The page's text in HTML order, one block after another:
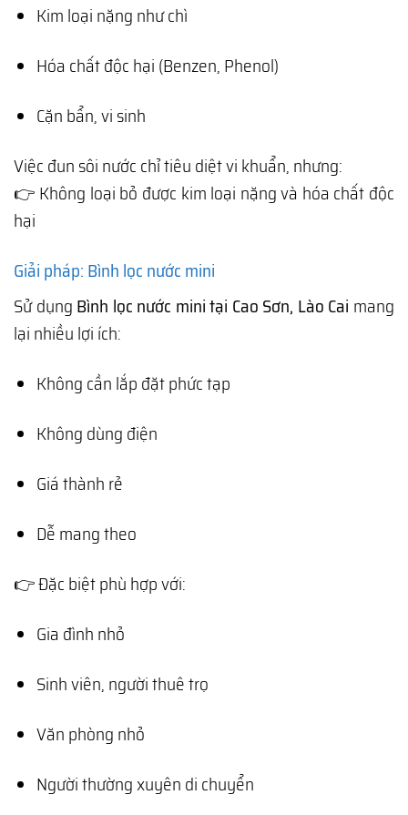
Kim loại nặng như chì
Hóa chất độc hại (Benzen, Phenol)
Cặn bẩn, vi sinh
Việc đun sôi nước chỉ tiêu diệt vi khuẩn, nhưng:
👉 Không loại bỏ được kim loại nặng và hóa chất độc
hại
Giải pháp: Bình lọc nước mini
Sử dụng Bình lọc nước mini tại Cao Sơn, Lào Cai mang
lại nhiều lợi ích:
Không cần lắp đặt phức tạp
Không dùng điện
Giá thành rẻ
Dễ mang theo
👉 Đặc biệt phù hợp với:
Gia đình nhỏ
Sinh viên, người thuê trọ
Văn phòng nhỏ
Người thường xuyên di chuyển